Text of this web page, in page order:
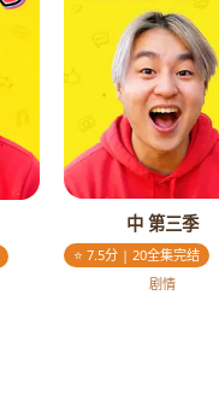
中 第三季
⭐ 7.5分 | 20全集完结
剧情